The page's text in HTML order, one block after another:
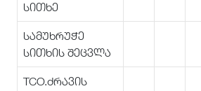
სითხე
სამუხრუჭე
სითხის შეცვლა
TCO.ძრავის